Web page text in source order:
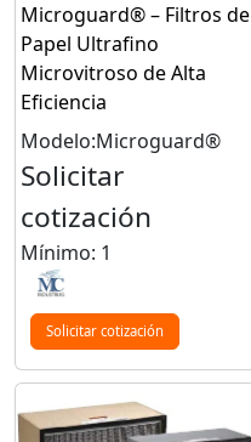
Microguard® – Filtros de
Papel Ultrafino
Microvitroso de Alta
Eficiencia
Modelo:Microguard®
Solicitar
cotización
Mínimo: 1
Solicitar cotización